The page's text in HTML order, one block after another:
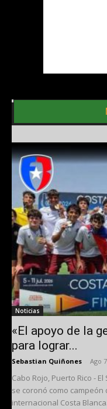
Noticias
«El apoyo de la
para lograr...
Sebastian Quiñones Ago
Cabo Rojo, Puerto Rico -
se coronó como
internacional Costa